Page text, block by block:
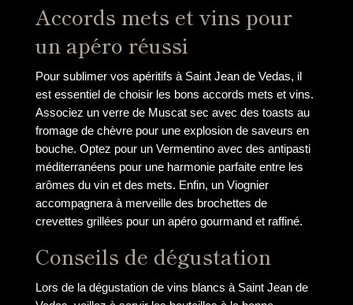
Accords mets et vins pour
un apéro réussi
Pour sublimer vos apéritifs à Saint Jean de Vedas, il
est essentiel de choisir les bons accords mets et vins.
Associez un verre de Muscat sec avec des toasts au
fromage de chèvre pour une explosion de saveurs en
bouche. Optez pour un Vermentino avec des antipasti
méditerranéens pour une harmonie parfaite entre les
arômes du vin et des mets. Enfin, un Viognier
accompagnera à merveille des brochettes de
crevettes grillées pour un apéro gourmand et raffiné.
Conseils de dégustation
Lors de la dégustation de vins blancs à Saint Jean de